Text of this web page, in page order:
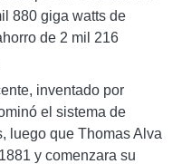
880 giga watts de
de 2 mil 216
inventado por
el sistema de
luego que Thomas Alva
y comenzara su